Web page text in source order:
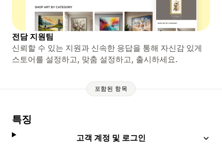
전담 지원팀
신뢰할 수 있는 지원과 신속한 응답을 통해 자신감 있게
스토어를 설정하고, 맞춤 설정하고, 출시하세요.
포함된 항목
특징
고객 계정 및 로그인